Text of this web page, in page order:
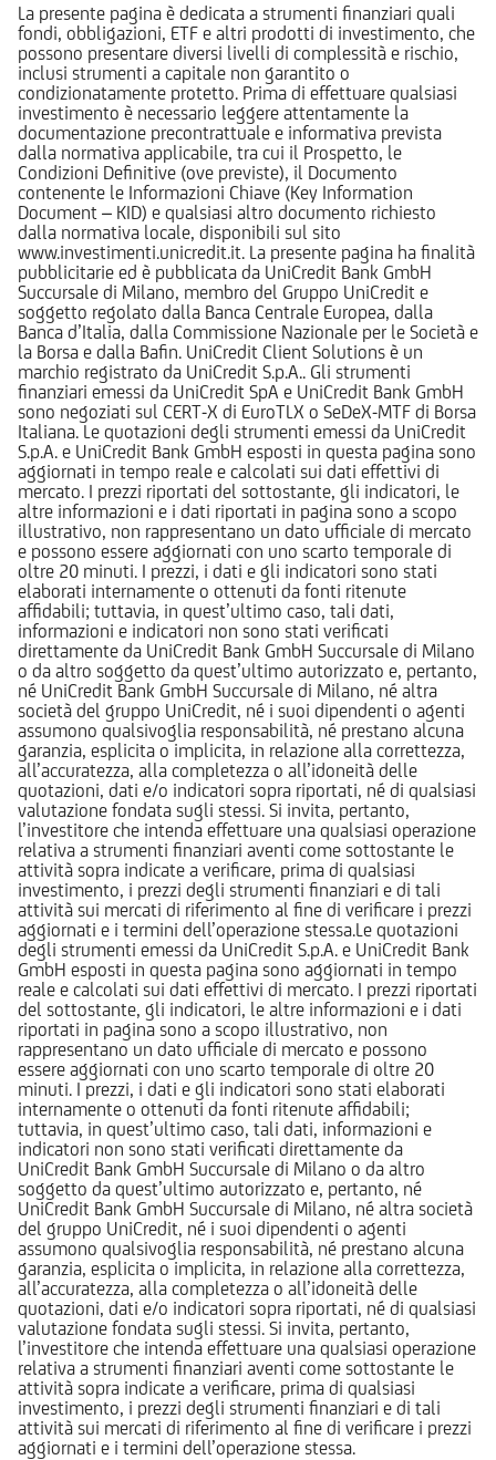
La presente pagina è dedicata a strumenti finanziari quali
fondi, obbligazioni, ETF e altri prodotti di investimento, che
possono presentare diversi livelli di complessità e rischio,
inclusi strumenti a capitale non garantito o
condizionatamente protetto. Prima di effettuare qualsiasi
investimento è necessario leggere attentamente la
documentazione precontrattuale e informativa prevista
dalla normativa applicabile, tra cui il Prospetto, le
Condizioni Definitive (ove previste), il Documento
contenente le Informazioni Chiave (Key Information
Document – KID) e qualsiasi altro documento richiesto
dalla normativa locale, disponibili sul sito
www.investimenti.unicredit.it. La presente pagina ha finalità
pubblicitarie ed è pubblicata da UniCredit Bank GmbH
Succursale di Milano, membro del Gruppo UniCredit e
soggetto regolato dalla Banca Centrale Europea, dalla
Banca d’Italia, dalla Commissione Nazionale per le Società e
la Borsa e dalla Bafin. UniCredit Client Solutions è un
marchio registrato da UniCredit S.p.A.. Gli strumenti
finanziari emessi da UniCredit SpA e UniCredit Bank GmbH
sono negoziati sul CERT-X di EuroTLX o SeDeX-MTF di Borsa
Italiana. Le quotazioni degli strumenti emessi da UniCredit
S.p.A. e UniCredit Bank GmbH esposti in questa pagina sono
aggiornati in tempo reale e calcolati sui dati effettivi di
mercato. I prezzi riportati del sottostante, gli indicatori, le
altre informazioni e i dati riportati in pagina sono a scopo
illustrativo, non rappresentano un dato ufficiale di mercato
e possono essere aggiornati con uno scarto temporale di
oltre 20 minuti. I prezzi, i dati e gli indicatori sono stati
elaborati internamente o ottenuti da fonti ritenute
affidabili; tuttavia, in quest’ultimo caso, tali dati,
informazioni e indicatori non sono stati verificati
direttamente da UniCredit Bank GmbH Succursale di Milano
o da altro soggetto da quest’ultimo autorizzato e, pertanto,
né UniCredit Bank GmbH Succursale di Milano, né altra
società del gruppo UniCredit, né i suoi dipendenti o agenti
assumono qualsivoglia responsabilità, né prestano alcuna
garanzia, esplicita o implicita, in relazione alla correttezza,
all’accuratezza, alla completezza o all’idoneità delle
quotazioni, dati e/o indicatori sopra riportati, né di qualsiasi
valutazione fondata sugli stessi. Si invita, pertanto,
l’investitore che intenda effettuare una qualsiasi operazione
relativa a strumenti finanziari aventi come sottostante le
attività sopra indicate a verificare, prima di qualsiasi
investimento, i prezzi degli strumenti finanziari e di tali
attività sui mercati di riferimento al fine di verificare i prezzi
aggiornati e i termini dell’operazione stessa.Le quotazioni
degli strumenti emessi da UniCredit S.p.A. e UniCredit Bank
GmbH esposti in questa pagina sono aggiornati in tempo
reale e calcolati sui dati effettivi di mercato. I prezzi riportati
del sottostante, gli indicatori, le altre informazioni e i dati
riportati in pagina sono a scopo illustrativo, non
rappresentano un dato ufficiale di mercato e possono
essere aggiornati con uno scarto temporale di oltre 20
minuti. I prezzi, i dati e gli indicatori sono stati elaborati
internamente o ottenuti da fonti ritenute affidabili;
tuttavia, in quest’ultimo caso, tali dati, informazioni e
indicatori non sono stati verificati direttamente da
UniCredit Bank GmbH Succursale di Milano o da altro
soggetto da quest’ultimo autorizzato e, pertanto, né
UniCredit Bank GmbH Succursale di Milano, né altra società
del gruppo UniCredit, né i suoi dipendenti o agenti
assumono qualsivoglia responsabilità, né prestano alcuna
garanzia, esplicita o implicita, in relazione alla correttezza,
all’accuratezza, alla completezza o all’idoneità delle
quotazioni, dati e/o indicatori sopra riportati, né di qualsiasi
valutazione fondata sugli stessi. Si invita, pertanto,
l’investitore che intenda effettuare una qualsiasi operazione
relativa a strumenti finanziari aventi come sottostante le
attività sopra indicate a verificare, prima di qualsiasi
investimento, i prezzi degli strumenti finanziari e di tali
attività sui mercati di riferimento al fine di verificare i prezzi
aggiornati e i termini dell’operazione stessa.